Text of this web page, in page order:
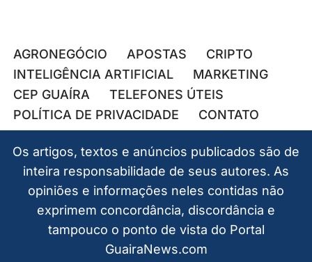
AGRONEGÓCIO APOSTAS
CRIPTO
INTELIGÊNCIA ARTIFICIAL
MARKETING
CEP GUAÍRA
TELEFONES ÚTEIS
POLÍTICA DE PRIVACIDADE
CONTATO
Os artigos, textos e anúncios publicados são de
inteira responsabilidade de seus autores. As
opiniões e informações neles contidas não
exprimem concordância, discordância e
tampouco o ponto de vista do Portal
GuairaNews.com